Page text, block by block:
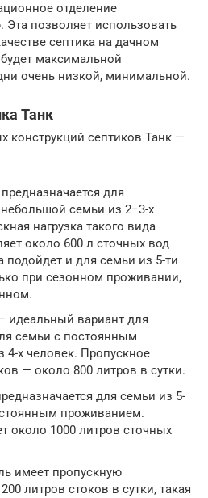
отделение
позволяет использовать
септика на дачном
будет максимальной
очень низкой, минимальной.
Танк
конструкций септиков Танк —
для
семьи из 2−3-х
нагрузка такого вида
около 600 л сточных вод
подойдет и для семьи из 5-ти
при сезонном проживании,
идеальный вариант для
семьи с постоянным
4-х человек. Пропускное
— около 800 литров в сутки.
для семьи из 5-
проживанием.
около 1000 литров сточных
имеет пропускную
литров стоков в сутки, такая